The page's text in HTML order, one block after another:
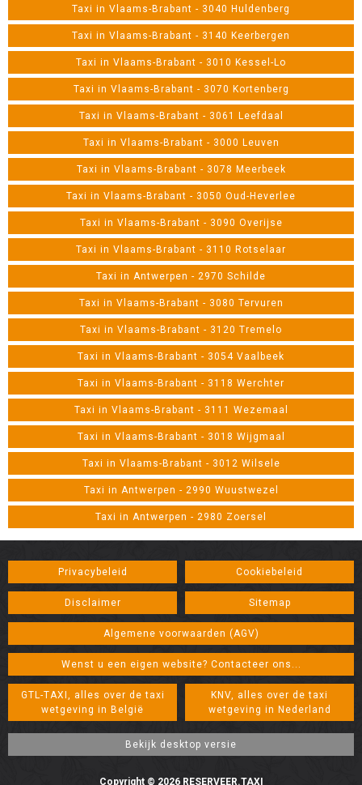
Taxi in Vlaams-Brabant - 3040 Huldenberg
Taxi in Vlaams-Brabant - 3140 Keerbergen
Taxi in Vlaams-Brabant - 3010 Kessel-Lo
Taxi in Vlaams-Brabant - 3070 Kortenberg
Taxi in Vlaams-Brabant - 3061 Leefdaal
Taxi in Vlaams-Brabant - 3000 Leuven
Taxi in Vlaams-Brabant - 3078 Meerbeek
Taxi in Vlaams-Brabant - 3050 Oud-Heverlee
Taxi in Vlaams-Brabant - 3090 Overijse
Taxi in Vlaams-Brabant - 3110 Rotselaar
Taxi in Antwerpen - 2970 Schilde
Taxi in Vlaams-Brabant - 3080 Tervuren
Taxi in Vlaams-Brabant - 3120 Tremelo
Taxi in Vlaams-Brabant - 3054 Vaalbeek
Taxi in Vlaams-Brabant - 3118 Werchter
Taxi in Vlaams-Brabant - 3111 Wezemaal
Taxi in Vlaams-Brabant - 3018 Wijgmaal
Taxi in Vlaams-Brabant - 3012 Wilsele
Taxi in Antwerpen - 2990 Wuustwezel
Taxi in Antwerpen - 2980 Zoersel
Privacybeleid Cookiebeleid
Disclaimer Sitemap
Algemene voorwaarden (AGV)
Wenst u een eigen website? Contacteer ons...
GTL-TAXI, alles over de taxi
wetgeving in België
KNV, alles over de taxi
wetgeving in Nederland
Copyright © 2026 RESERVEER.TAXI